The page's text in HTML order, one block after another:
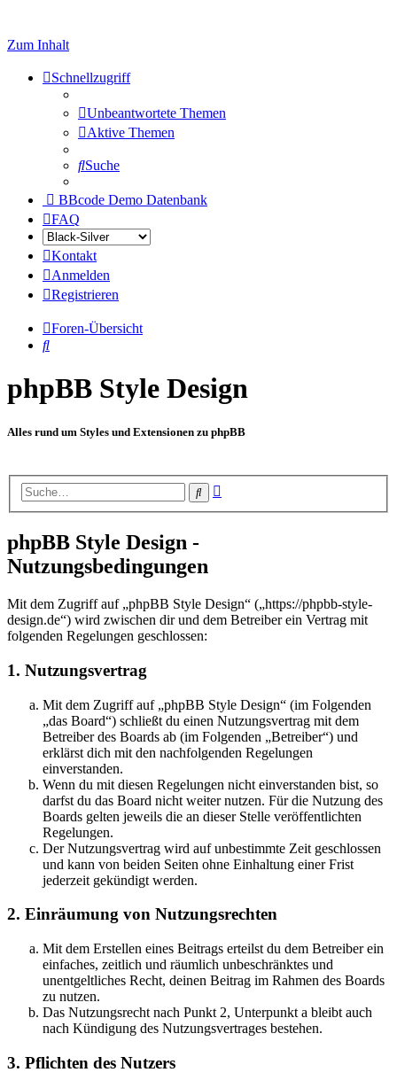
Zum Inhalt
Schnellzugriff
Unbeantwortete Themen
Aktive Themen
Suche
BBcode Demo Datenbank
FAQ
Kontakt
Anmelden
Registrieren
Foren-Übersicht
Suche
phpBB Style Design
Alles rund um Styles und Extensionen zu phpBB
Suche
phpBB Style Design -
Nutzungsbedingungen
Mit dem Zugriff auf „phpBB Style Design“ („https://phpbb-style-
design.de“) wird zwischen dir und dem Betreiber ein Vertrag mit
folgenden Regelungen geschlossen:
1. Nutzungsvertrag
Mit dem Zugriff auf „phpBB Style Design“ (im Folgenden
„das Board“) schließt du einen Nutzungsvertrag mit dem
Betreiber des Boards ab (im Folgenden „Betreiber“) und
erklärst dich mit den nachfolgenden Regelungen
einverstanden.
Wenn du mit diesen Regelungen nicht einverstanden bist, so
darfst du das Board nicht weiter nutzen. Für die Nutzung des
Boards gelten jeweils die an dieser Stelle veröffentlichten
Regelungen.
Der Nutzungsvertrag wird auf unbestimmte Zeit geschlossen
und kann von beiden Seiten ohne Einhaltung einer Frist
jederzeit gekündigt werden.
2. Einräumung von Nutzungsrechten
Mit dem Erstellen eines Beitrags erteilst du dem Betreiber ein
einfaches, zeitlich und räumlich unbeschränktes und
unentgeltliches Recht, deinen Beitrag im Rahmen des Boards
zu nutzen.
Das Nutzungsrecht nach Punkt 2, Unterpunkt a bleibt auch
nach Kündigung des Nutzungsvertrages bestehen.
3. Pflichten des Nutzers